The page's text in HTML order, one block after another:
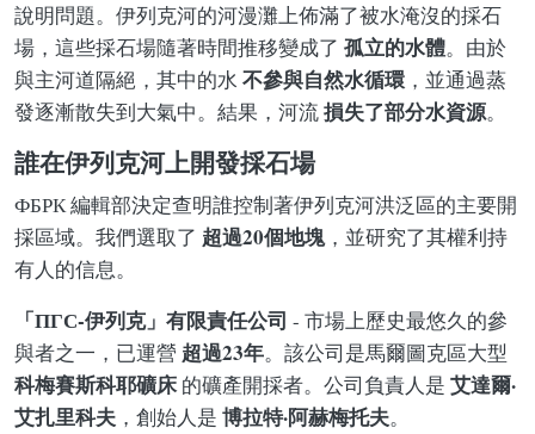
說明問題。伊列克河的河漫灘上佈滿了被水淹沒的採石
場，這些採石場隨著時間推移變成了 孤立的水體。由於
與主河道隔絕，其中的水 不參與自然水循環 ，並通過蒸
發逐漸散失到大氣中。結果，河流損失了部分水資源。
誰在伊列克河上開發採石場
ФБРК 編輯部決定查明誰控制著伊列克河洪泛區的主要開
採區域。我們選取了 超過20個地塊，並研究了其權利持
有人的信息。
「ПГС-伊列克」有限責任公司 - 市場上歷史最悠久的參
與者之一，已運營 超過23年。該公司是馬爾圖克區大型
科梅賽斯科耶礦床的礦產開採者。公司負責人是 艾達爾·
艾扎里科夫 ，創始人是 博拉特·阿赫梅托夫。